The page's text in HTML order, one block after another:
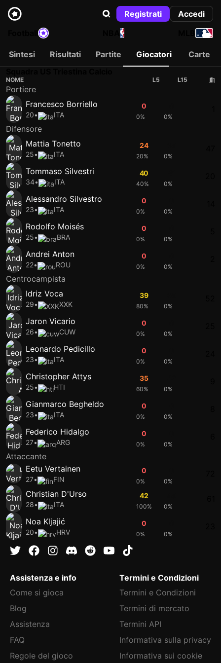
Registrati
Accedi
NBA
Sintesi Risultati Partite Giocatori
Carte
NOME L5 L15
Portiere
Francesco Borriello
20• ITA
0
0% 0%
Difensore
Mattia Tonetto
25• ITA
24
20% 0%
Tommaso Silvestri
34• ITA
40
40% 0%
Alessandro Silvestro
23• ITA
0
0% 0%
Rodolfo Moisés
25• BRA
0
0% 0%
Andrei Anton
22• ROU
0
0% 0%
Centrocampista
Idriz Voca
29• XXK
39
80% 0%
Jaron Vicario
26• CUW
0
0% 0%
Leonardo Pedicillo
23• ITA
0
0% 0%
Christopher Attys
25• HTI
35
60% 0%
Gianmarco Begheldo
23• ITA
0
0% 0%
Federico Hidalgo
27• ARG
0
0% 0%
Attaccante
Eetu Vertainen
27• FIN
0
0% 0%
Christian D'Urso
28• ITA
42
100% 0%
Noa Kljajić
20• HRV
0
0% 0%
Assistenza e info
Come si gioca
Blog
Assistenza
FAQ
Regole del gioco
Termini e Condizioni
Termini e Condizioni
Termini di mercato
Termini API
Informativa sulla privacy
Informativa sui cookie